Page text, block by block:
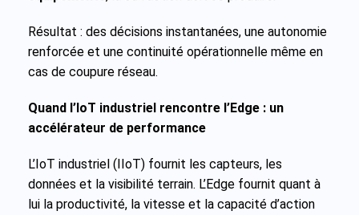
Résultat : des décisions instantanées, une autonomie
renforcée et une continuité opérationnelle même en
cas de coupure réseau.
Quand l’IoT industriel rencontre l’Edge : un
accélérateur de performance
L’IoT industriel (IIoT) fournit les capteurs, les
données et la visibilité terrain. L’Edge fournit quant à
lui la productivité, la vitesse et la capacité d’action